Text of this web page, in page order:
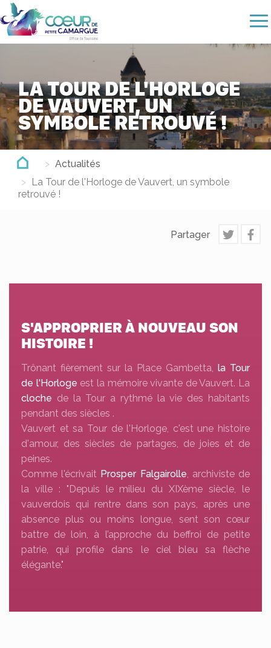
Aller
au
contenu
principal
LA TOUR DE L'HORLOGE
DE VAUVERT, UN
SYMBOLE RETROUVÉ !
Actualités
La Tour de l'Horloge de Vauvert, un symbole
retrouvé !
Partager
S'APPROPRIER À NOUVEAU SON
HISTOIRE !
Trônant fièrement sur la Place Gambetta, la Tour
de l'Horloge est la mémoire vivante de Vauvert. La
cloche de la Tour a rythmé la vie des habitants
pendant des siècles .
Vauvert et sa Tour de l'Horloge, c'est une histoire
d'amour, des siècles de partages, de joies et de
peines.
Comme l'écrivait Prosper Falgairolle, archiviste de
la ville : "Depuis le milieu du XIXème siècle, le
vauverdois qui rentre dans son pays, après une
absence plus ou moins longue, sent son cœur
battre de loin, à l’approche du beffroi de petite
patrie, qui profile dans le ciel bleu sa flèche
élégante."